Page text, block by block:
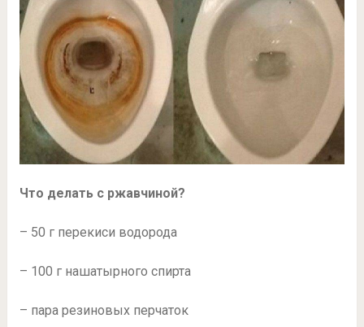
Что делать с ржавчиной?
– 50 г перекиси водорода
– 100 г нашатырного спирта
– пара резиновых перчаток